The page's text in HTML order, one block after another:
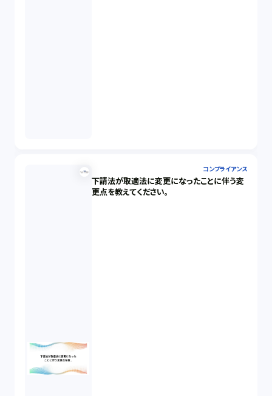
コンプライアンス
下請法が取適法に変更になったことに伴う変
更点を教えてください。